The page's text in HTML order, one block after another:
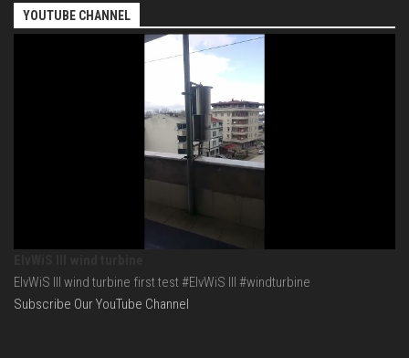
YOUTUBE CHANNEL
ElvWiS III wind turbine first test #ElvWiS III #windturbine
Subscribe Our YouTube Channel